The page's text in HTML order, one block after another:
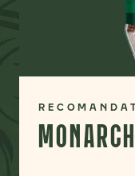
MONARCH